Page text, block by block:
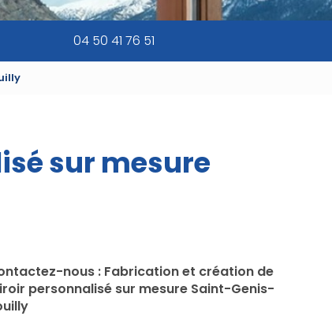
04 50 41 76 51
sur mesure
nous : Fabrication et création de
personnalisé sur mesure Saint-Genis-